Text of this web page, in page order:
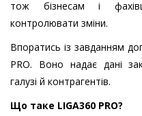
тож бізнесам і
контролювати зміни.
Впоратись із завданням
PRO. Воно надає дані
галузі й контрагентів.
Що таке LIGA360 PRO?